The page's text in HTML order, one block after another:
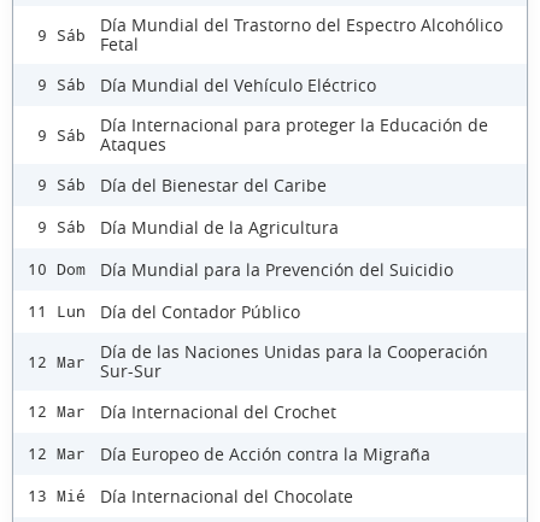
9 Sáb
Día Mundial del Trastorno del Espectro Alcohólico
Fetal
9 Sáb Día Mundial del Vehículo Eléctrico
9 Sáb
Día Internacional para proteger la Educación de
Ataques
9 Sáb Día del Bienestar del Caribe
9 Sáb Día Mundial de la Agricultura
10 Dom Día Mundial para la Prevención del Suicidio
11 Lun Día del Contador Público
12 Mar
Día de las Naciones Unidas para la Cooperación
Sur-Sur
12 Mar Día Internacional del Crochet
12 Mar Día Europeo de Acción contra la Migraña
13 Mié Día Internacional del Chocolate